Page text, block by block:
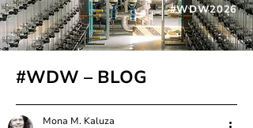
#WDW2026
#WDW – BLOG
Mona M. Kaluza